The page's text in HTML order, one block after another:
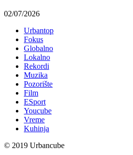
02/07/2026
Urbantop
Fokus
Globalno
Lokalno
Rekordi
Muzika
Pozorište
Film
ESport
Youcube
Vreme
Kuhinja
© 2019 Urbancube